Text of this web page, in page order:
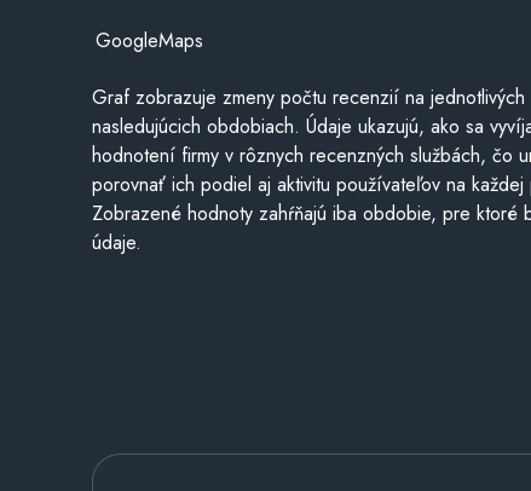
GoogleMaps
Graf zobrazuje zmeny počtu recenzií na
nasledujúcich obdobiach. Údaje ukazujú, ako sa
hodnotení firmy v rôznych recenzných službách, čo
porovnať ich podiel aj aktivitu používateľov na každej
Zobrazené hodnoty zahŕňajú iba obdobie, pre ktoré
údaje.